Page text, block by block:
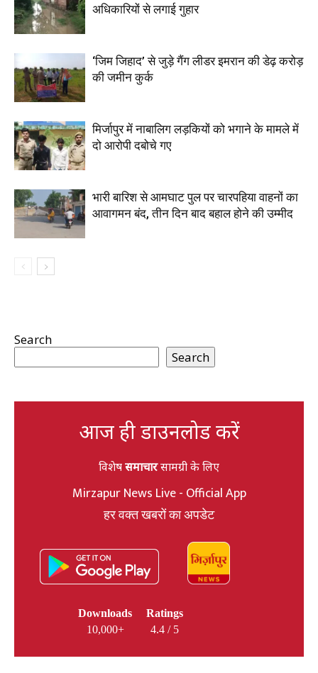
अधिकारियों से लगाई गुहार
‘जिम जिहाद’ से जुड़े गैंग लीडर इमरान की डेढ़ करोड़
की जमीन कुर्क
मिर्जापुर में नाबालिग लड़कियों को भगाने के मामले में
दो आरोपी दबोचे गए
भारी बारिश से आमघाट पुल पर चारपहिया वाहनों का
आवागमन बंद, तीन दिन बाद बहाल होने की उम्मीद
Search
Search
आज ही डाउनलोड करें
विशेषसमाचारसामग्री के लिए
Mirzapur News Live - Official App
हर वक्त खबरों का अपडेट
Downloads
10,000+
Ratings
4.4 / 5